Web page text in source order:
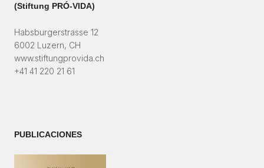
(Stiftung PRÓ-VIDA)​
Habsburgerstrasse 12
6002 Luzern, CH
www.stiftungprovida.ch
+41 41 220 21 61
PUBLICACIONES